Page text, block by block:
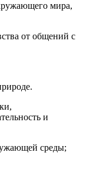
мира,
от общений с
и
среды;